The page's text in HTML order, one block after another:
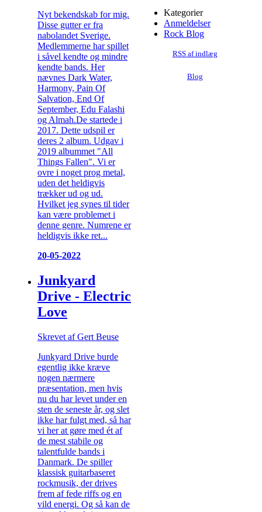
Nyt bekendskab for mig.
Disse gutter er fra
nabolandet Sverige.
Medlemmerne har spillet
i såvel kendte og mindre
kendte bands. Her
nævnes Dark Water,
Harmony, Pain Of
Salvation, End Of
September, Edu Falashi
og Almah.De startede i
2017. Dette udspil er
deres 2 album. Udgav i
2019 albummet "All
Things Fallen". Vi er
ovre i noget prog metal,
uden det heldigvis
trækker ud og ud.
Hvilket jeg synes til tider
kan være problemet i
denne genre. Numrene er
heldigvis ikke ret...
20-05-2022
Junkyard
Drive - Electric
Love
Skrevet af Gert Beuse
Junkyard Drive burde
egentlig ikke kræve
nogen nærmere
præsentation, men hvis
nu du har levet under en
sten de seneste år, og slet
ikke har fulgt med, så har
vi her at gøre med ét af
de mest stabile og
talentfulde bands i
Danmark. De spiller
klassisk guitarbaseret
rockmusik, der drives
frem af fede riffs og en
vild energi. Og så kan de
Kategorier
Anmeldelser
Rock Blog
RSS af indlæg
Blog